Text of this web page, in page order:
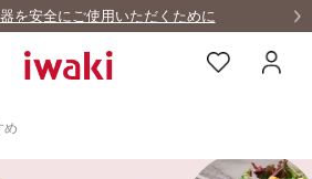
集中！！10%OFFクーポンをゲット！
め